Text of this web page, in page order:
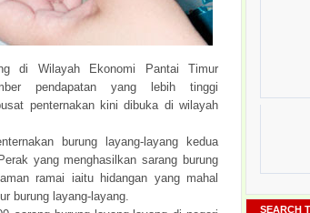
di Wilayah Ekonomi Pantai Timur
pendapatan yang lebih tinggi
penternakan kini dibuka di wilayah
burung layang-layang kedua
yang menghasilkan sarang burung
ramai iaitu hidangan yang mahal
burung layang-layang.
SEARCH